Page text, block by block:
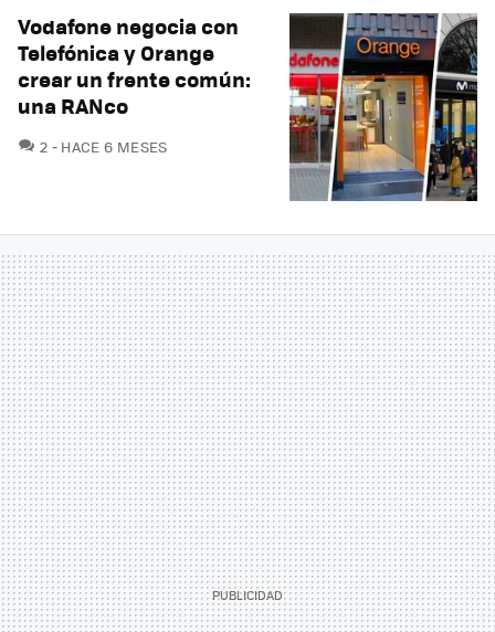
Vodafone negocia con
Telefónica y Orange
crear un frente común:
una RANco
2 COMENTARIOS
HACE 6 MESES